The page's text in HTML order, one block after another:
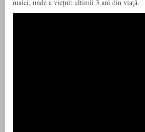
maici, unde a vieţuit ultimii 3 ani din viaţă.